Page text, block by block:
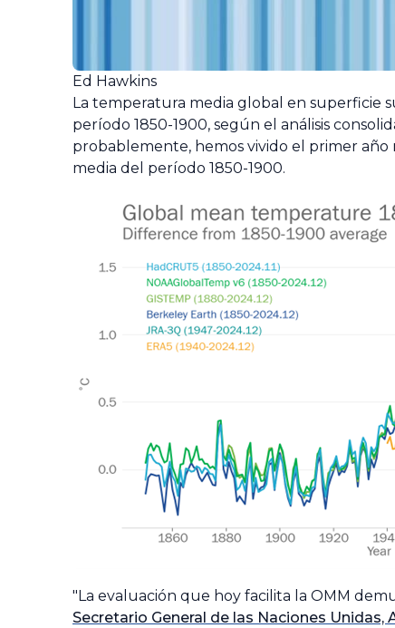
Ed Hawkins
La temperatura media global en superficie
período 1850-1900, según el análisis
probablemente, hemos vivido el primer año
media del período 1850-1900.
"La evaluación que hoy facilita la OMM
Secretario General de las Naciones Unidas,